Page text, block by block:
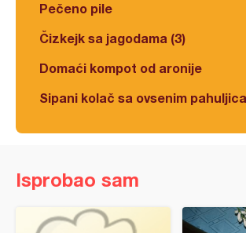
Pečeno pile
Čizkejk sa jagodama (3)
Domaći kompot od aronije
Sipani kolač sa ovsenim
Isprobao sam